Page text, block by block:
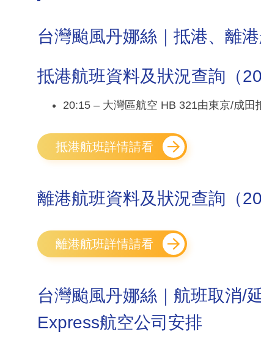
台灣颱風丹娜絲｜抵港、離
抵港航班資料及狀況查詢（
20:15 – 大灣區航空 HB 321由東京/成田
抵港航班詳情請看
離港航班資料及狀況查詢（
離港航班詳情請看
台灣颱風丹娜絲｜航班取消/
Express航空公司安排